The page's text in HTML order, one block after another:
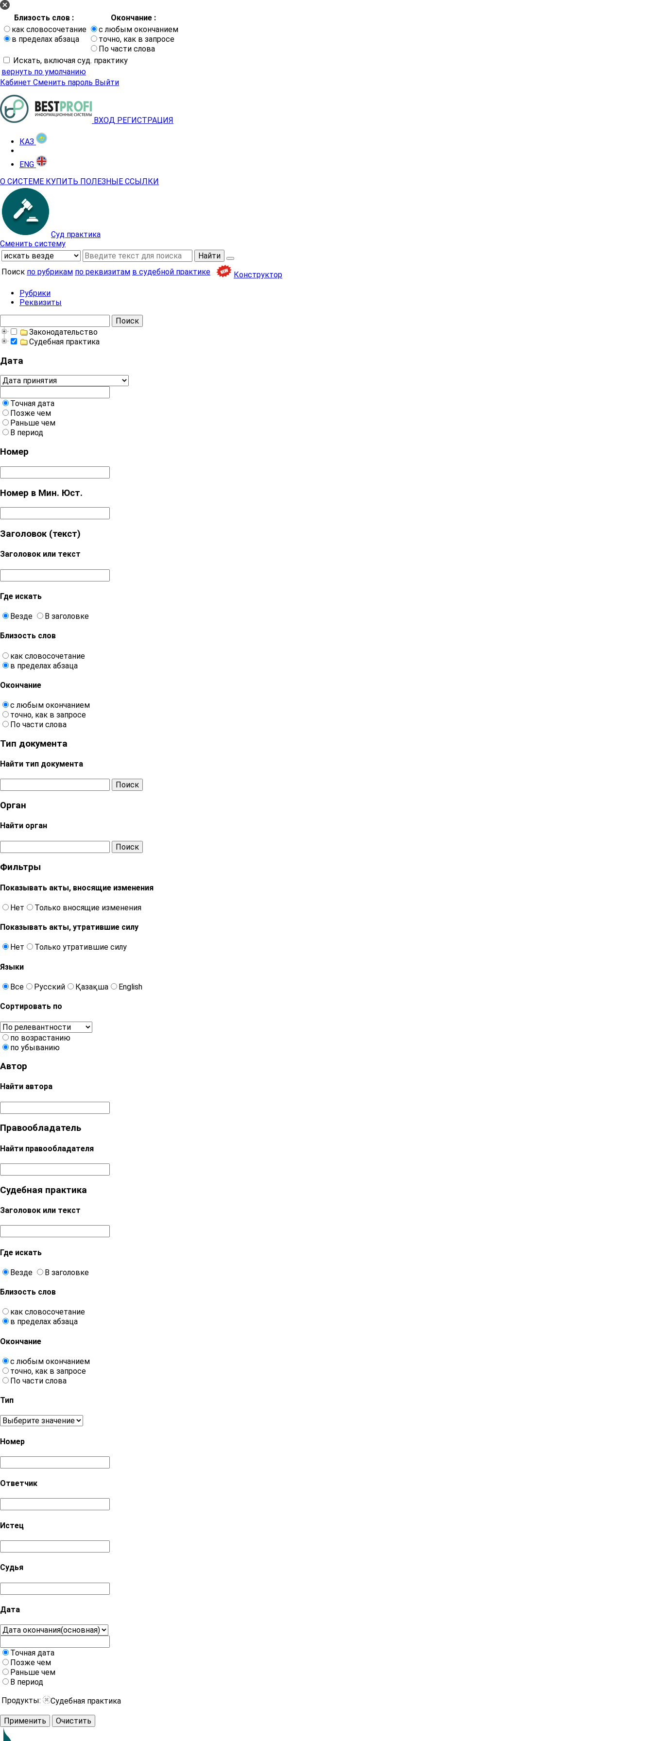
Близость слов :
Окончание :
как словосочетание
в пределах абзаца
с любым окончанием
точно, как в запросе
По части слова
Искать, включая суд. практику
вернуть по умолчанию
Кабинет Сменить пароль Выйти
ВХОД РЕГИСТРАЦИЯ
КАЗ
ENG
О СИСТЕМЕ КУПИТЬ ПОЛЕЗНЫЕ ССЫЛКИ
Суд практика
Сменить систему
Найти
Поиск по рубрикам по реквизитам в судебной практике
Конструктор
Рубрики
Реквизиты
Поиск
Законодательство
Судебная практика
Дата
Точная дата
Позже чем
Раньше чем
В период
Номер
Номер в Мин. Юст.
Заголовок (текст)
Заголовок или текст
Где искать
Везде В заголовке
Близость слов
как словосочетание
в пределах абзаца
Окончание
с любым окончанием
точно, как в запросе
По части слова
Тип документа
Найти тип документа
Поиск
Орган
Найти орган
Поиск
Фильтры
Показывать акты, вносящие изменения
Нет Только вносящие изменения
Показывать акты, утратившие силу
Нет Только утратившие силу
Языки
Все Русский Қазақша English
Сортировать по
по возрастанию
по убыванию
Автор
Найти автора
Правообладатель
Найти правообладателя
Судебная практика
Заголовок или текст
Где искать
Везде В заголовке
Близость слов
как словосочетание
в пределах абзаца
Окончание
с любым окончанием
точно, как в запросе
По части слова
Тип
Номер
Ответчик
Истец
Судья
Дата
Точная дата
Позже чем
Раньше чем
В период
Продукты:
Судебная практика
Применить Очистить